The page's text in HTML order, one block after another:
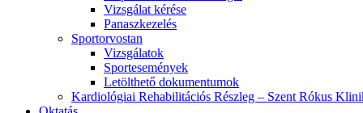
Vizsgálat kérése
Panaszkezelés
Sportorvostan
Vizsgálatok
Sportesemények
Letölthető dokumentumok
Kardiológiai Rehabilitációs Részleg – Szent Rókus